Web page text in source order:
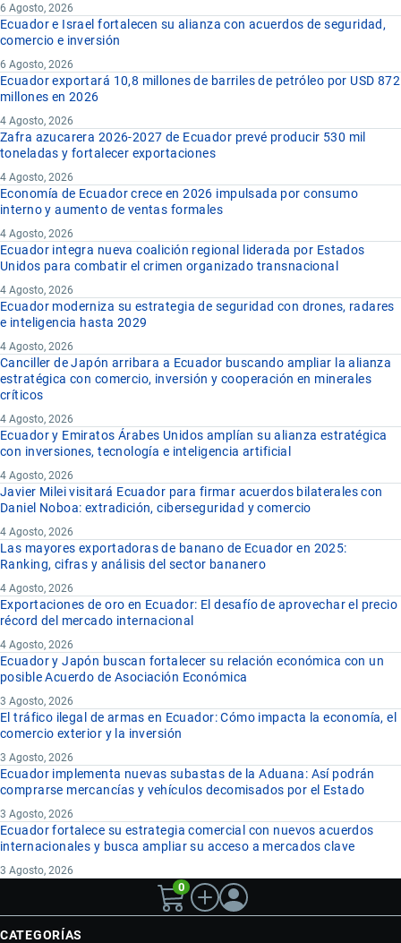
6 Agosto, 2026
Ecuador e Israel fortalecen su alianza con acuerdos de seguridad,
comercio e inversión
6 Agosto, 2026
Ecuador exportará 10,8 millones de barriles de petróleo por USD 872
millones en 2026
4 Agosto, 2026
Zafra azucarera 2026-2027 de Ecuador prevé producir 530 mil
toneladas y fortalecer exportaciones
4 Agosto, 2026
Economía de Ecuador crece en 2026 impulsada por consumo
interno y aumento de ventas formales
4 Agosto, 2026
Ecuador integra nueva coalición regional liderada por Estados
Unidos para combatir el crimen organizado transnacional
4 Agosto, 2026
Ecuador moderniza su estrategia de seguridad con drones, radares
e inteligencia hasta 2029
4 Agosto, 2026
Canciller de Japón arribara a Ecuador buscando ampliar la alianza
estratégica con comercio, inversión y cooperación en minerales
críticos
4 Agosto, 2026
Ecuador y Emiratos Árabes Unidos amplían su alianza estratégica
con inversiones, tecnología e inteligencia artificial
4 Agosto, 2026
Javier Milei visitará Ecuador para firmar acuerdos bilaterales con
Daniel Noboa: extradición, ciberseguridad y comercio
4 Agosto, 2026
Las mayores exportadoras de banano de Ecuador en 2025:
Ranking, cifras y análisis del sector bananero
4 Agosto, 2026
Exportaciones de oro en Ecuador: El desafío de aprovechar el precio
récord del mercado internacional
4 Agosto, 2026
Ecuador y Japón buscan fortalecer su relación económica con un
posible Acuerdo de Asociación Económica
3 Agosto, 2026
El tráfico ilegal de armas en Ecuador: Cómo impacta la economía, el
comercio exterior y la inversión
3 Agosto, 2026
Ecuador implementa nuevas subastas de la Aduana: Así podrán
comprarse mercancías y vehículos decomisados por el Estado
3 Agosto, 2026
Ecuador fortalece su estrategia comercial con nuevos acuerdos
internacionales y busca ampliar su acceso a mercados clave
3 Agosto, 2026
0
CATEGORÍAS